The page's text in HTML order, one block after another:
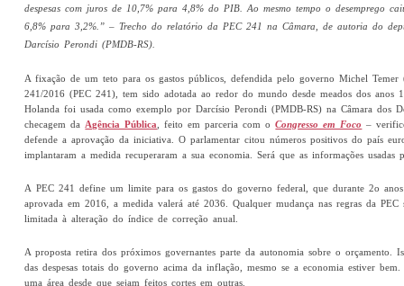
despesas com juros de 10,7% para 4,8% do PIB. Ao mesmo tempo o desemprego
6,8% para 3,2%.” – Trecho do relatório da PEC 241 na Câmara, de autoria do
Darcísio Perondi (PMDB-RS).
A fixação de um teto para os gastos públicos, defendida pelo governo Michel
241/2016 (PEC 241), tem sido adotada ao redor do mundo desde meados dos anos
Holanda foi usada como exemplo por Darcísio Perondi (PMDB-RS) na Câmara dos
checagem da Agência Pública , feito em parceria com oCongresso em Foco –
defende a aprovação da iniciativa. O parlamentar citou números positivos do país
implantaram a medida recuperaram a sua economia. Será que as informações usadas
A PEC 241 define um limite para os gastos do governo federal, que durante 2o
aprovada em 2016, a medida valerá até 2036. Qualquer mudança nas regras da
limitada à alteração do índice de correção anual.
A proposta retira dos próximos governantes parte da autonomia sobre o orçamento.
das despesas totais do governo acima da inflação, mesmo se a economia estiver
uma área desde que sejam feitos cortes em outras.